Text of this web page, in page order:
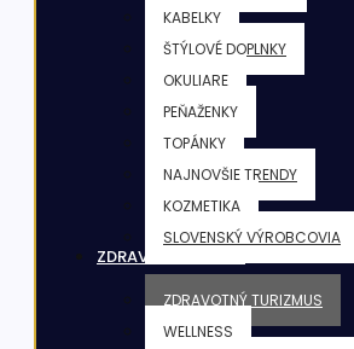
KABELKY
ŠTÝLOVÉ DOPLNKY
OKULIARE
PEŇAŽENKY
TOPÁNKY
NAJNOVŠIE TRENDY
KOZMETIKA
SLOVENSKÝ VÝROBCOVIA
ZDRAVIE & FITNESS
ZDRAVOTNÝ TURIZMUS
WELLNESS